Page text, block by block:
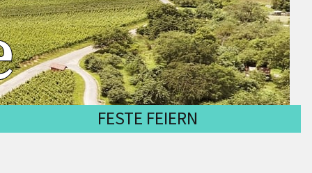
FESTE FEIERN